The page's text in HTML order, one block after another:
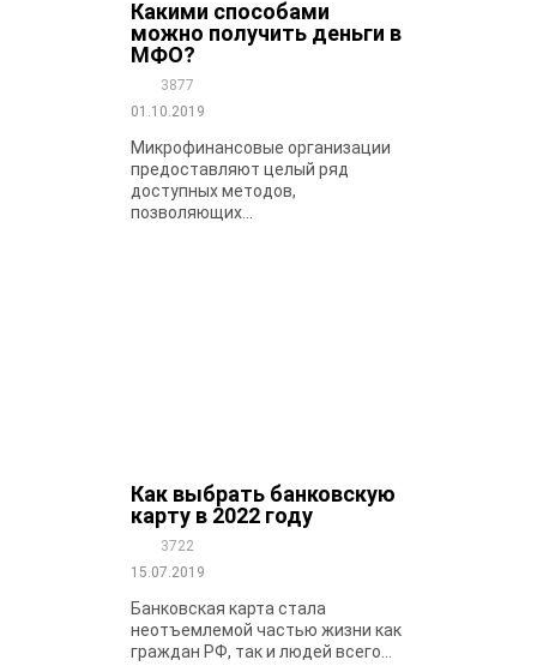
Какими способами
можно получить деньги в
МФО?
3877
01.10.2019
Микрофинансовые организации
предоставляют целый ряд
доступных методов,
позволяющих...
Как выбрать банковскую
карту в 2022 году
3722
15.07.2019
Банковская карта стала
неотъемлемой частью жизни как
граждан РФ, так и людей всего...